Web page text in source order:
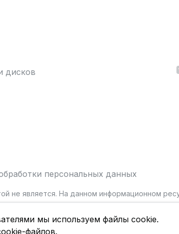
дисков
персональных данных
не является. На данном информационном
мы используем файлы cookie.
файлов.